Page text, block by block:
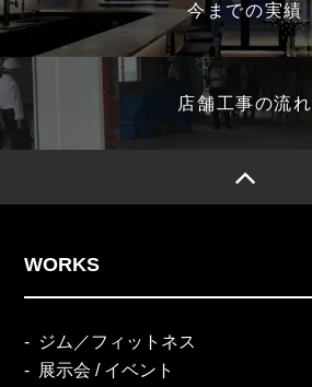
今までの実績
店舗工事の流れ
WORKS
ジム／フィットネス
展示会 / イベント